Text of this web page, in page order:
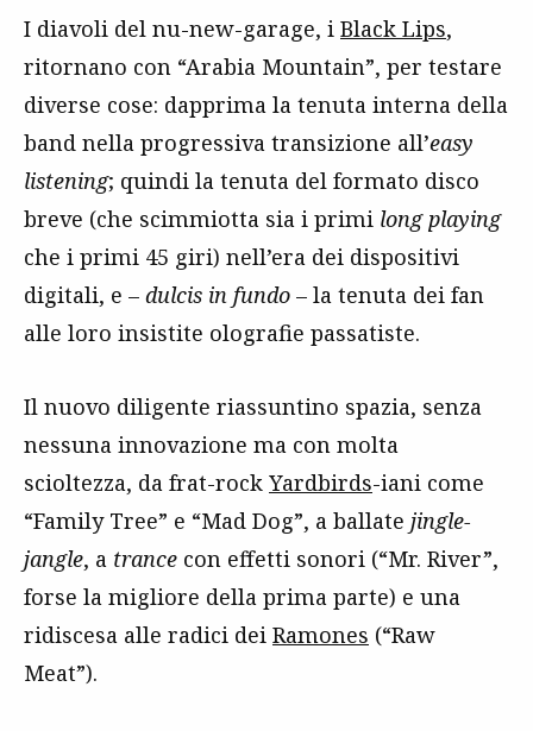
I diavoli del nu-new-garage, i Black Lips,
ritornano con “Arabia Mountain”, per testare
diverse cose: dapprima la tenuta interna della
band nella progressiva transizione all’easy
listening; quindi la tenuta del formato disco
breve (che scimmiotta sia i primi long playing
che i primi 45 giri) nell’era dei dispositivi
digitali, e – dulcis in fundo – la tenuta dei fan
alle loro insistite olografie passatiste.
Il nuovo diligente riassuntino spazia, senza
nessuna innovazione ma con molta
scioltezza, da frat-rock Yardbirds-iani come
“Family Tree” e “Mad Dog”, a ballate jingle-
jangle, a trance con effetti sonori (“Mr. River”,
forse la migliore della prima parte) e una
ridiscesa alle radici dei Ramones (“Raw
Meat”).